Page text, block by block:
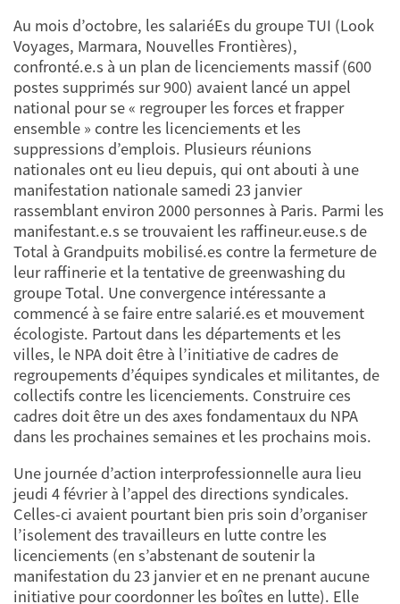
Au mois d’octobre, les salariéEs du groupe TUI (Look
Voyages, Marmara, Nouvelles Frontières),
confronté.e.s à un plan de licenciements massif (600
postes supprimés sur 900) avaient lancé un appel
national pour se « regrouper les forces et frapper
ensemble » contre les licenciements et les
suppressions d’emplois. Plusieurs réunions
nationales ont eu lieu depuis, qui ont abouti à une
manifestation nationale samedi 23 janvier
rassemblant environ 2000 personnes à Paris. Parmi les
manifestant.e.s se trouvaient les raffineur.euse.s de
Total à Grandpuits mobilisé.es contre la fermeture de
leur raffinerie et la tentative de greenwashing du
groupe Total. Une convergence intéressante a
commencé à se faire entre salarié.es et mouvement
écologiste. Partout dans les départements et les
villes, le NPA doit être à l’initiative de cadres de
regroupements d’équipes syndicales et militantes, de
collectifs contre les licenciements. Construire ces
cadres doit être un des axes fondamentaux du NPA
dans les prochaines semaines et les prochains mois.
Une journée d’action interprofessionnelle aura lieu
jeudi 4 février à l’appel des directions syndicales.
Celles-ci avaient pourtant bien pris soin d’organiser
l’isolement des travailleurs en lutte contre les
licenciements (en s’abstenant de soutenir la
manifestation du 23 janvier et en ne prenant aucune
initiative pour coordonner les boîtes en lutte). Elle